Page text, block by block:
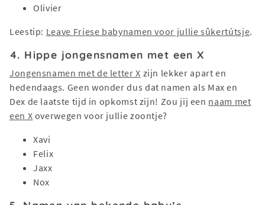
Olivier
Leestip: Leave Friese babynamen voor jullie sûkertútsje.
4. Hippe jongensnamen met een X
Jongensnamen met de letter X zijn lekker apart en
hedendaags. Geen wonder dus dat namen als Max en
Dex de laatste tijd in opkomst zijn! Zou jij een naam met
een X overwegen voor jullie zoontje?
Xavi
Felix
Jaxx
Nox